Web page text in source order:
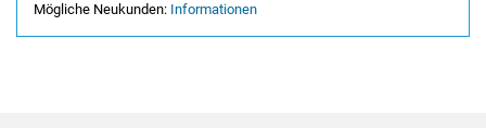
Mögliche Neukunden: Informationen